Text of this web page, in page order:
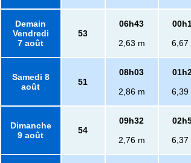
Demain
Vendredi
7 août
53
06h43
2,63 m
6,67
Samedi 8
août
51
08h03
2,86 m
6,39
Dimanche
9 août
54
09h32
2,76 m
6,37